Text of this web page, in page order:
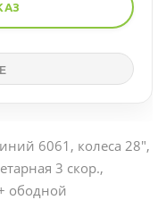
6061, колеса 28",
3 скор.,
ободной